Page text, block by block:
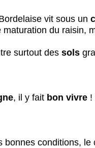
vit sous un
maturation du raisin,
surtout des sols
, il y fait bon vivre !
bonnes conditions, le